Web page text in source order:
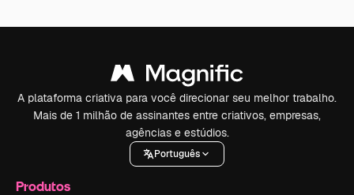
A plataforma criativa para você direcionar seu melhor trabalho.
Mais de 1 milhão de assinantes entre criativos, empresas,
agências e estúdios.
Português
Produtos